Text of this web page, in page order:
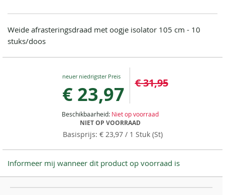
Weide afrasteringsdraad met oogje isolator 105 cm - 10
stuks/doos
Special
€ 23,97 € 31,95
€ 23,97/ 1 Stuk (St)
Beschikbaarheid: Niet op voorraad
NIET OP VOORRAAD
Informeer mij wanneer dit product op voorraad is